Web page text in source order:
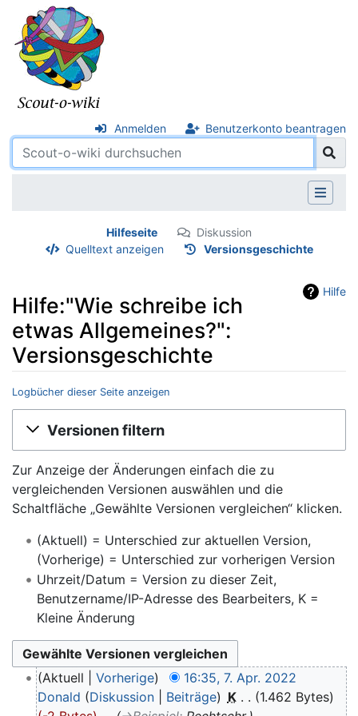
Anmelden Benutzerkonto beantragen
Hilfeseite
Diskussion
Quelltext anzeigen
Versionsgeschichte
Hilfe
Hilfe:"Wie schreibe ich
etwas Allgemeines?":
Versionsgeschichte
Logbücher dieser Seite anzeigen
Wechseln zu:Navigation,Suche
Versionen filtern
Zur Anzeige der Änderungen einfach die zu
vergleichenden Versionen auswählen und die
Schaltfläche „Gewählte Versionen vergleichen“ klicken.
(Aktuell) = Unterschied zur aktuellen Version,
(Vorherige) = Unterschied zur vorherigen Version
Uhrzeit/Datum = Version zu dieser Zeit,
Benutzername/IP-Adresse des Bearbeiters, K =
Kleine Änderung
Aktuell Vorherige
16:35, 7. Apr. 2022
Donald
Diskussion Beiträge K
1.462 Bytes